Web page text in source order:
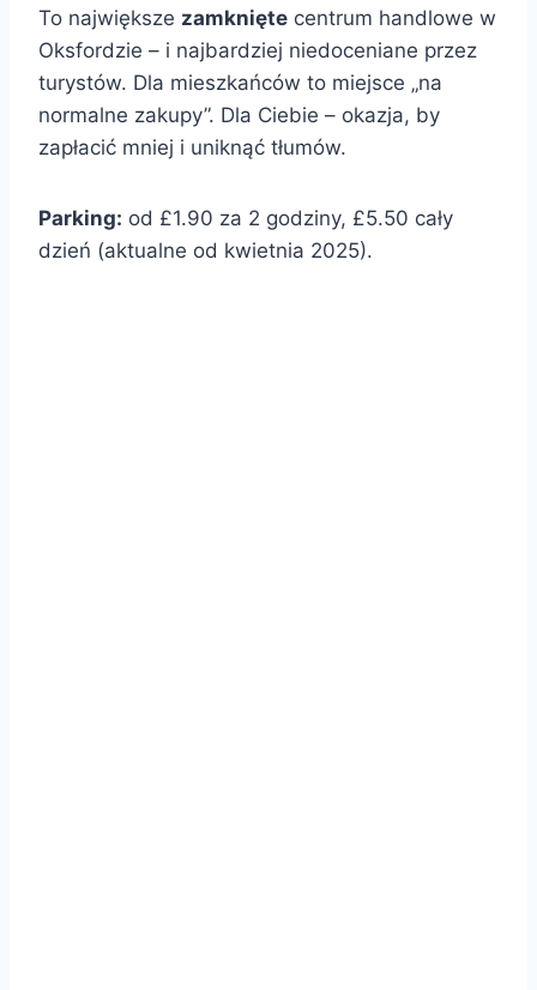
To największe zamknięte centrum handlowe w
Oksfordzie – i najbardziej niedoceniane przez
turystów. Dla mieszkańców to miejsce „na
normalne zakupy”. Dla Ciebie – okazja, by
zapłacić mniej i uniknąć tłumów.
Parking: od £1.90 za 2 godziny, £5.50 cały
dzień (aktualne od kwietnia 2025).